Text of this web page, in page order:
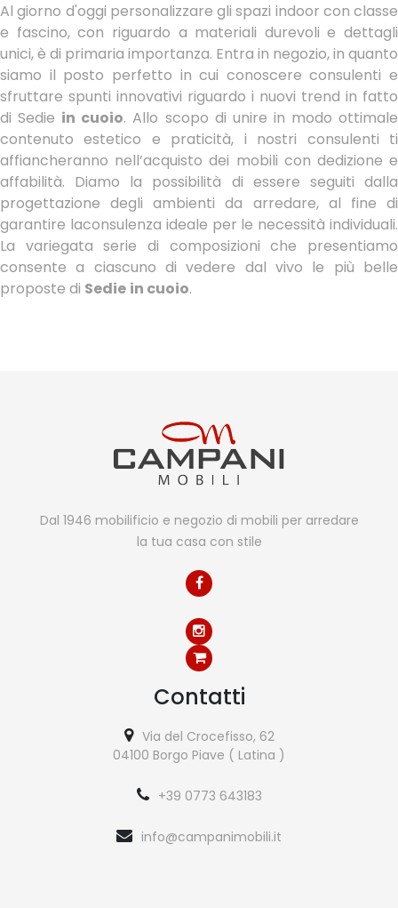
Al giorno d'oggi personalizzare gli spazi indoor con classe
e fascino, con riguardo a materiali durevoli e dettagli
unici, è di primaria importanza. Entra in negozio, in quanto
siamo il posto perfetto in cui conoscere consulenti e
sfruttare spunti innovativi riguardo i nuovi trend in fatto
di Sedie in cuoio. Allo scopo di unire in modo ottimale
contenuto estetico e praticità, i nostri consulenti ti
affiancheranno nell’acquisto dei mobili con dedizione e
affabilità. Diamo la possibilità di essere seguiti dalla
progettazione degli ambienti da arredare, al fine di
garantire laconsulenza ideale per le necessità individuali.
La variegata serie di composizioni che presentiamo
consente a ciascuno di vedere dal vivo le più belle
proposte di Sedie in cuoio.
Dal 1946 mobilificio e negozio di mobili per arredare
la tua casa con stile
Contatti
Via del Crocefisso, 62
04100 Borgo Piave ( Latina )
+39 0773 643183
info@campanimobili.it